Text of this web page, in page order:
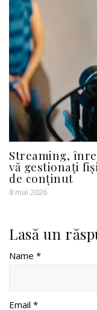
Streaming,
vă gestionați
de conținut
8 mai 2026
Lasă un
Name *
Email *